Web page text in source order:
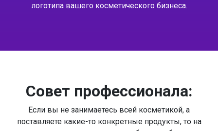
логотипа вашего косметического бизнеса.
Совет профессионала:
Если вы не занимаетесь всей косметикой, а
поставляете какие-то конкретные продукты, то на